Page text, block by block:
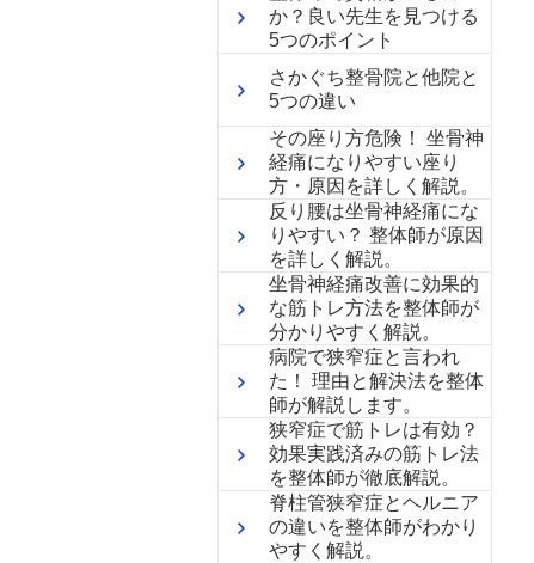
か？良い先生を見つける
5つのポイント
さかぐち整骨院と他院と
5つの違い
その座り方危険！ 坐骨神
経痛になりやすい座り
方・原因を詳しく解説。
反り腰は坐骨神経痛にな
りやすい？ 整体師が原因
を詳しく解説。
坐骨神経痛改善に効果的
な筋トレ方法を整体師が
分かりやすく解説。
病院で狭窄症と言われ
た！ 理由と解決法を整体
師が解説します。
狭窄症で筋トレは有効？
効果実践済みの筋トレ法
を整体師が徹底解説。
脊柱管狭窄症とヘルニア
の違いを整体師がわかり
やすく解説。